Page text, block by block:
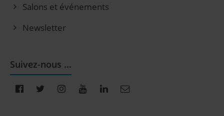
Salons et événements
Newsletter
Suivez-nous ...